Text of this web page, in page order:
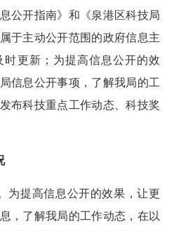
公开指南》和《泉港区科技局
于主动公开范围的政府信息主
更新；为提高信息公开的效
信息公开事项，了解我局的工
布科技重点工作动态、科技奖
为提高信息公开的效果，让更
，了解我局的工作动态，在以